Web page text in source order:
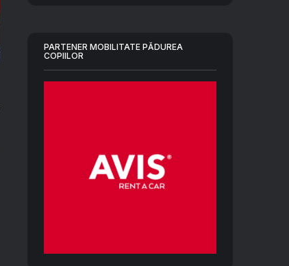
PARTENER MOBILITATE PĂDUREA
COPIILOR